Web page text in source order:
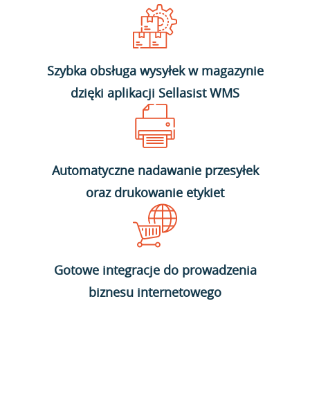
Szybka obsługa wysyłek w magazynie
dzięki aplikacji Sellasist WMS
Automatyczne nadawanie przesyłek
oraz drukowanie etykiet
Gotowe integracje do prowadzenia
biznesu internetowego